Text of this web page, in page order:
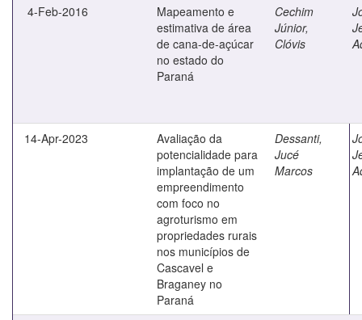
4-Feb-2016
Mapeamento e
estimativa de área
de cana-de-açúcar
no estado do
Paraná
Cechim
Júnior,
Clóvis
14-Apr-2023
Avaliação da
potencialidade para
implantação de um
empreendimento
com foco no
agroturismo em
propriedades rurais
nos municípios de
Cascavel e
Braganey no
Paraná
Dessanti,
Jucé
Marcos